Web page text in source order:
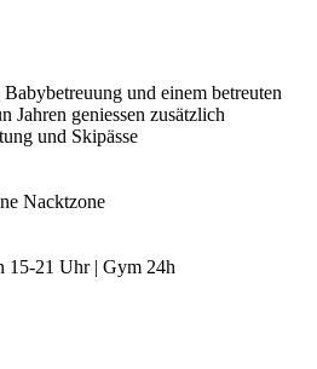
und einem betreuten
Jahren geniessen zusätzlich
und Skipässe
Nacktzone
15-21 Uhr | Gym 24h